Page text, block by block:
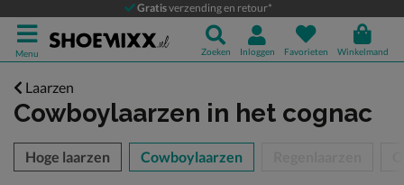
Gratisverzending en retour*
Menu Zoeken Inloggen Favorieten Winkelmand
Laarzen
Cowboylaarzen in het cognac
over
Hoge laarzen Cowboylaarzen